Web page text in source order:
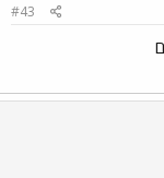
#43